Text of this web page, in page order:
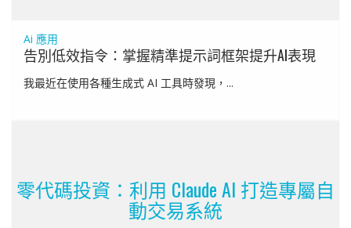
Ai 應用
告別低效指令：掌握精準提示詞框架提升AI表現
我最近在使用各種生成式 AI 工具時發現，...
零代碼投資：利用 Claude AI 打造專屬自
動交易系統